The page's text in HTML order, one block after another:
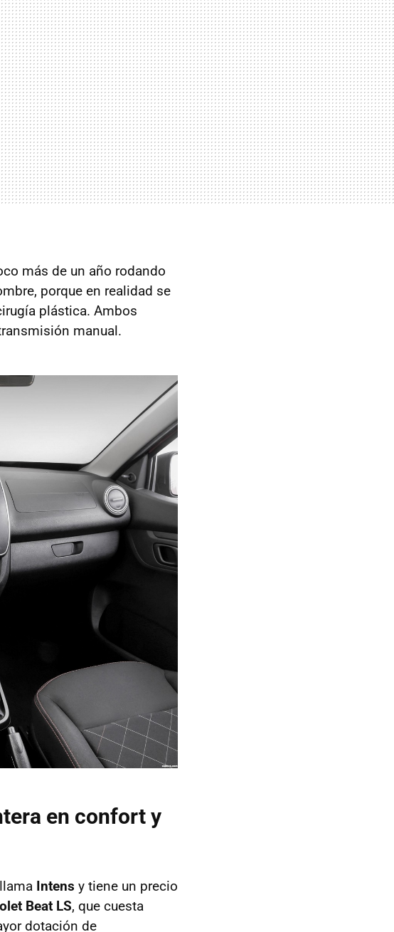
más de un año rodando
porque en realidad se
plástica. Ambos
manual.
en confort y
Intens y tiene un precio
Beat LS, que cuesta
dotación de